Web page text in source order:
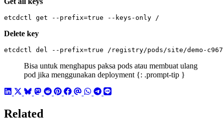
etcdctl get --prefix=true --keys-only /
Delete key
etcdctl del --prefix=true /registry/pods/site/demo-
Bisa untuk menghapus paksa pods atau membuat ulang
pod jika menggunakan deployment {: .prompt-tip }
Related